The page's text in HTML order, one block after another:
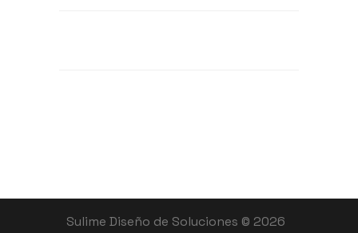
Sulime Diseño de Soluciones © 2026